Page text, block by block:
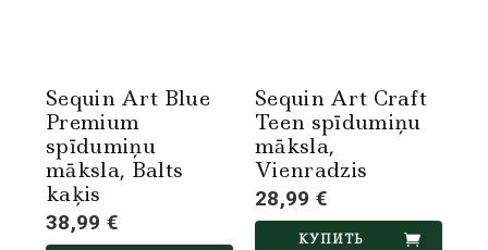
Sequin Art Blue
Premium
spīdumiņu
māksla, Balts
kaķis
38,99 €
Sequin Art Craft
Teen spīdumiņu
māksla,
Vienradzis
28,99 €
КУПИТЬ